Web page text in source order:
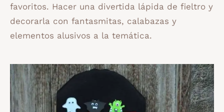
favoritos. Hacer una divertida lápida de fieltro y
decorarla con fantasmitas, calabazas y
elementos alusivos a la temática.